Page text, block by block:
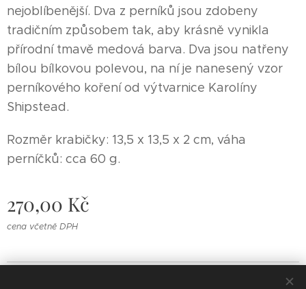
nejoblíbenější. Dva z perníků jsou zdobeny
tradičním způsobem tak, aby krásně vynikla
přírodní tmavě medová barva. Dva jsou natřeny
bílou bílkovou polevou, na ní je nanesený vzor
perníkového koření od výtvarnice Karolíny
Shipstead.
Rozměr krabičky: 13,5 x 13,5 x 2 cm, váha
perníčků: cca 60 g.
270,00 Kč
cena včetně DPH